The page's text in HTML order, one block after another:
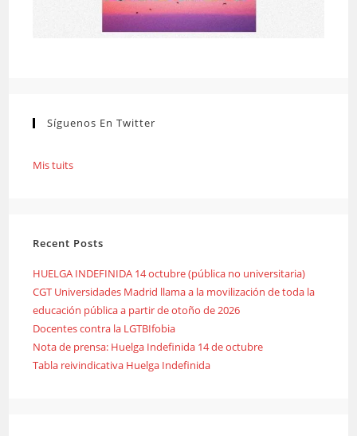
Síguenos En Twitter
Mis tuits
Recent Posts
HUELGA INDEFINIDA 14 octubre (pública no universitaria)
CGT Universidades Madrid llama a la movilización de toda la
educación pública a partir de otoño de 2026
Docentes contra la LGTBIfobia
Nota de prensa: Huelga Indefinida 14 de octubre
Tabla reivindicativa Huelga Indefinida